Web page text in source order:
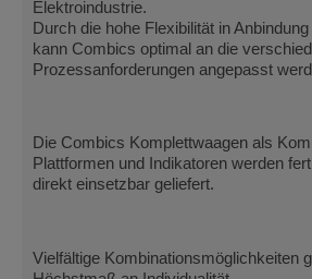
Elektroindustrie.
Durch die hohe Flexibilität in
kann Combics optimal an die
Prozessanforderungen angepasst
Die Combics Komplettwaagen als
Plattformen und Indikatoren werden
direkt einsetzbar geliefert.
Vielfältige Kombinationsmöglichkeiten